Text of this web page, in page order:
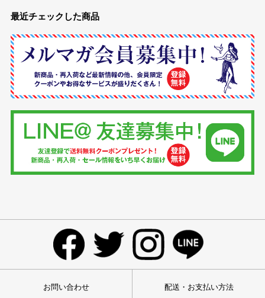
最近チェックした商品
お問い合わせ 配送・お支払い方法